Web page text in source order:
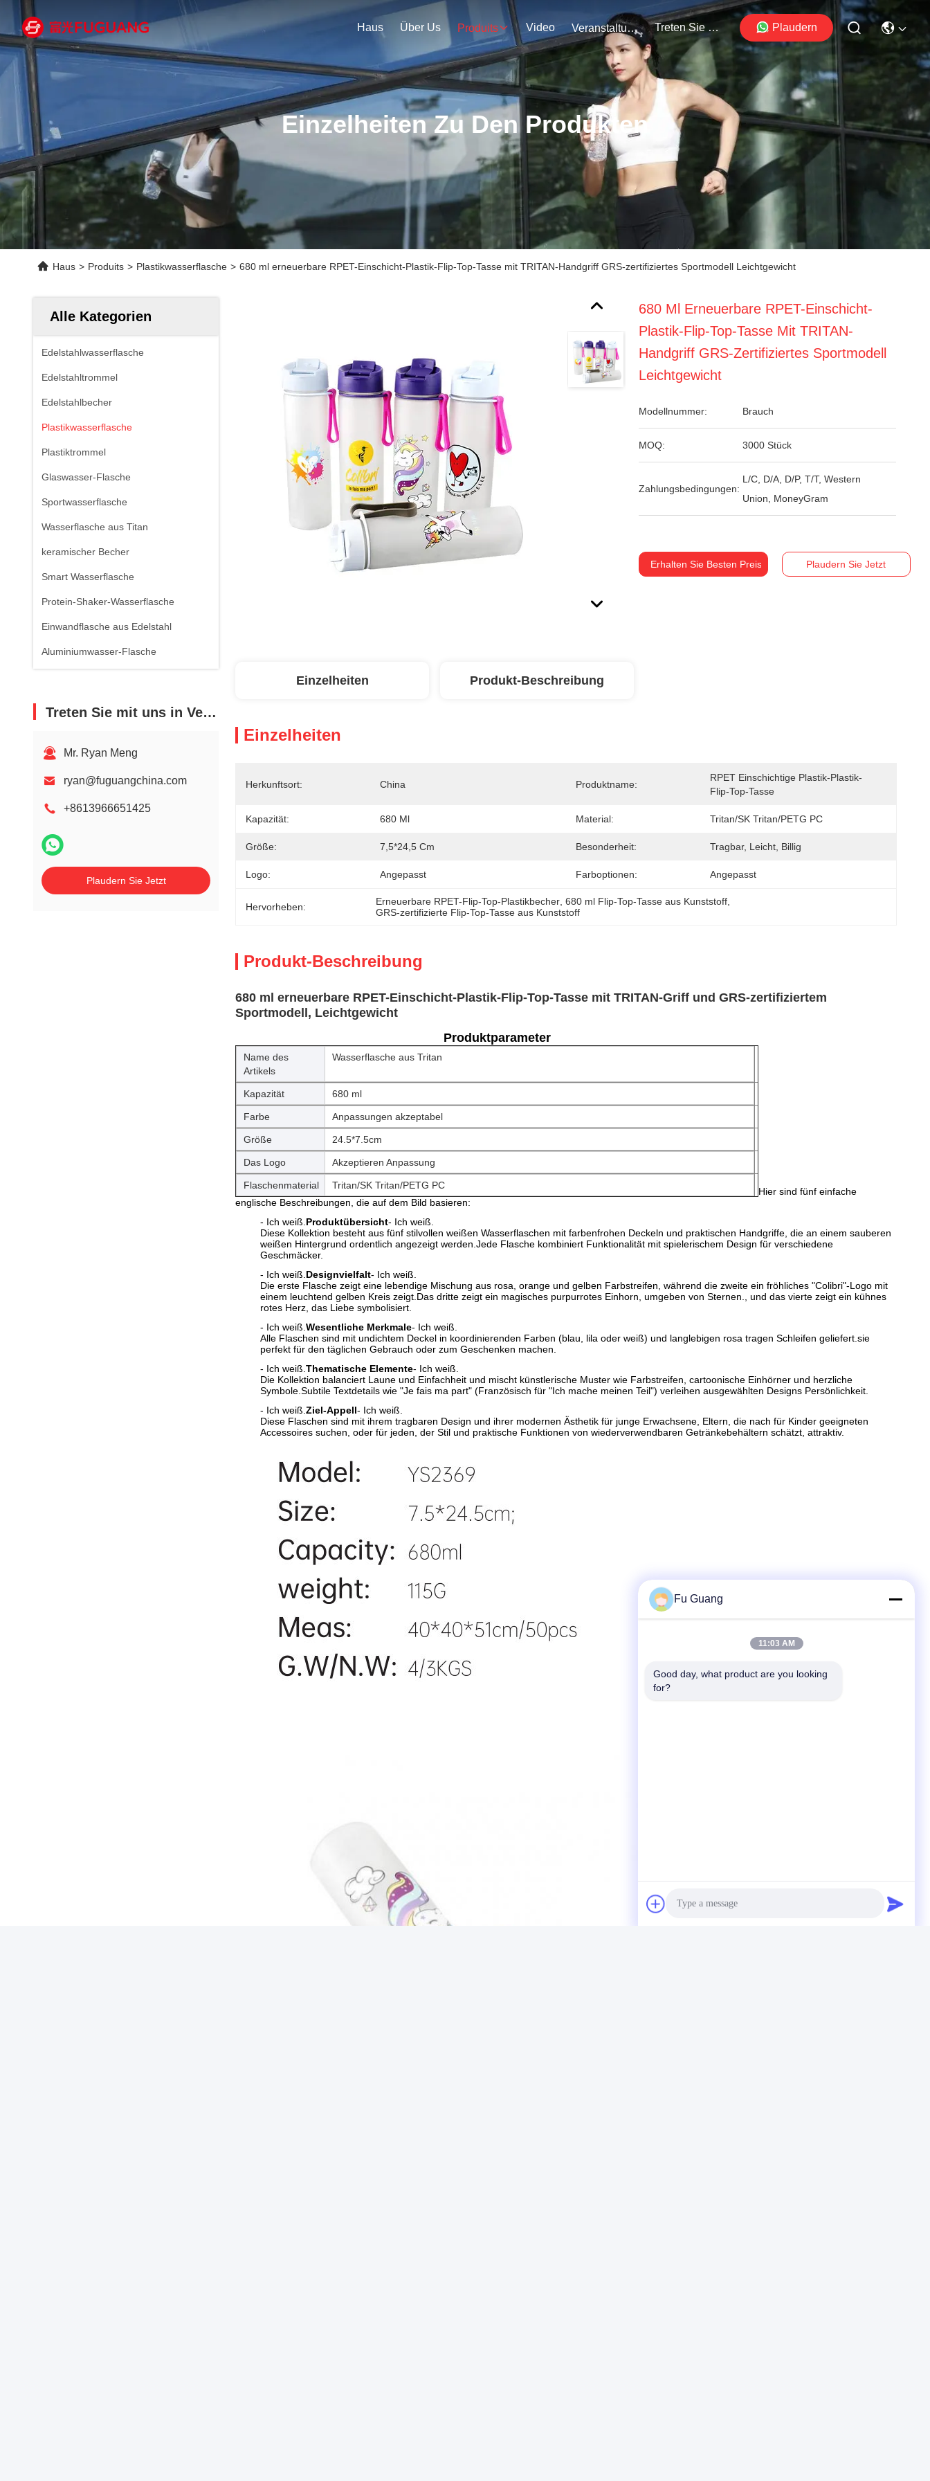
Haus Über Us Produits Video Veranstaltungen Treten Sie Mit Uns In Verbindung Plaudern
Einzelheiten Zu Den Produkten
Haus > Produits > Plastikwasserflasche > 680 ml erneuerbare RPET-Einschicht-Plastik-Flip-Top-Tasse mit TRITAN-Handgriff GRS-zertifiziertes Sportmodell Leichtgewicht
Alle Kategorien
Edelstahlwasserflasche
Edelstahltrommel
Edelstahlbecher
Plastikwasserflasche
Plastiktrommel
Glaswasser-Flasche
Sportwasserflasche
Wasserflasche aus Titan
keramischer Becher
Smart Wasserflasche
Protein-Shaker-Wasserflasche
Einwandflasche aus Edelstahl
Aluminiumwasser-Flasche
Treten Sie mit uns in Verbindung
Mr. Ryan Meng
ryan@fuguangchina.com
+8613966651425
Plaudern Sie Jetzt
680 Ml Erneuerbare RPET-Einschicht-
Plastik-Flip-Top-Tasse Mit TRITAN-
Handgriff GRS-Zertifiziertes Sportmodell
Leichtgewicht
Modellnummer: Brauch
MOQ: 3000 Stück
Zahlungsbedingungen:
L/C, D/A, D/P, T/T, Western
Union, MoneyGram
Erhalten Sie Besten Preis Plaudern Sie Jetzt
Einzelheiten Produkt-Beschreibung
Einzelheiten
Herkunftsort: China Produktname:
RPET Einschichtige Plastik-Plastik-
Flip-Top-Tasse
Kapazität: 680 Ml Material: Tritan/SK Tritan/PETG PC
Größe: 7,5*24,5 Cm Besonderheit: Tragbar, Leicht, Billig
Logo: Angepasst Farboptionen: Angepasst
Hervorheben: Erneuerbare RPET-Flip-Top-Plastikbecher , 680 ml Flip-Top-Tasse aus Kunststoff
GRS-zertifizierte Flip-Top-Tasse aus Kunststoff
Produkt-Beschreibung
680 ml erneuerbare RPET-Einschicht-Plastik-Flip-Top-Tasse mit TRITAN-Griff und GRS-zertifiziertem
Sportmodell, Leichtgewicht
Produktparameter
Name des
Artikels
Wasserflasche aus Tritan
Kapazität 680 ml
Farbe Anpassungen akzeptabel
Größe 24.5*7.5cm
Das Logo Akzeptieren Anpassung
Flaschenmaterial Tritan/SK Tritan/PETG PC
Hier sind fünf einfache
englische Beschreibungen, die auf dem Bild basieren:
- Ich weiß. Produktübersicht- Ich weiß.
Diese Kollektion besteht aus fünf stilvollen weißen Wasserflaschen mit farbenfrohen Deckeln und praktischen Handgriffe, die an einem sauberen
weißen Hintergrund ordentlich angezeigt werden.Jede Flasche kombiniert Funktionalität mit spielerischem Design für verschiedene
Geschmäcker.
- Ich weiß. Designvielfalt- Ich weiß.
Die erste Flasche zeigt eine lebendige Mischung aus rosa, orange und gelben Farbstreifen, während die zweite ein fröhliches "Colibri"-Logo mit
einem leuchtend gelben Kreis zeigt.Das dritte zeigt ein magisches purpurrotes Einhorn, umgeben von Sternen., und das vierte zeigt ein kühnes
rotes Herz, das Liebe symbolisiert.
- Ich weiß. Wesentliche Merkmale- Ich weiß.
Alle Flaschen sind mit undichtem Deckel in koordinierenden Farben (blau, lila oder weiß) und langlebigen rosa tragen Schleifen geliefert.sie
perfekt für den täglichen Gebrauch oder zum Geschenken machen.
- Ich weiß. Thematische Elemente- Ich weiß.
Die Kollektion balanciert Laune und Einfachheit und mischt künstlerische Muster wie Farbstreifen, cartoonische Einhörner und herzliche
Symbole.Subtile Textdetails wie "Je fais ma part" (Französisch für "Ich mache meinen Teil") verleihen ausgewählten Designs Persönlichkeit.
- Ich weiß. Ziel-Appell- Ich weiß.
Diese Flaschen sind mit ihrem tragbaren Design und ihrer modernen Ästhetik für junge Erwachsene, Eltern, die nach für Kinder geeigneten
Accessoires suchen, oder für jeden, der Stil und praktische Funktionen von wiederverwendbaren Getränkebehältern schätzt, attraktiv.
Fu Guang
11:03 AM
Good day, what product are you looking
for?